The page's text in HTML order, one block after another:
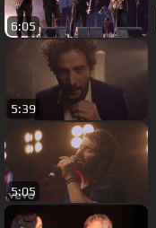
6:05
5:39
5:05